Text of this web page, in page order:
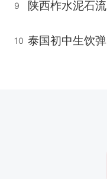
9
10 泰国初中生饮